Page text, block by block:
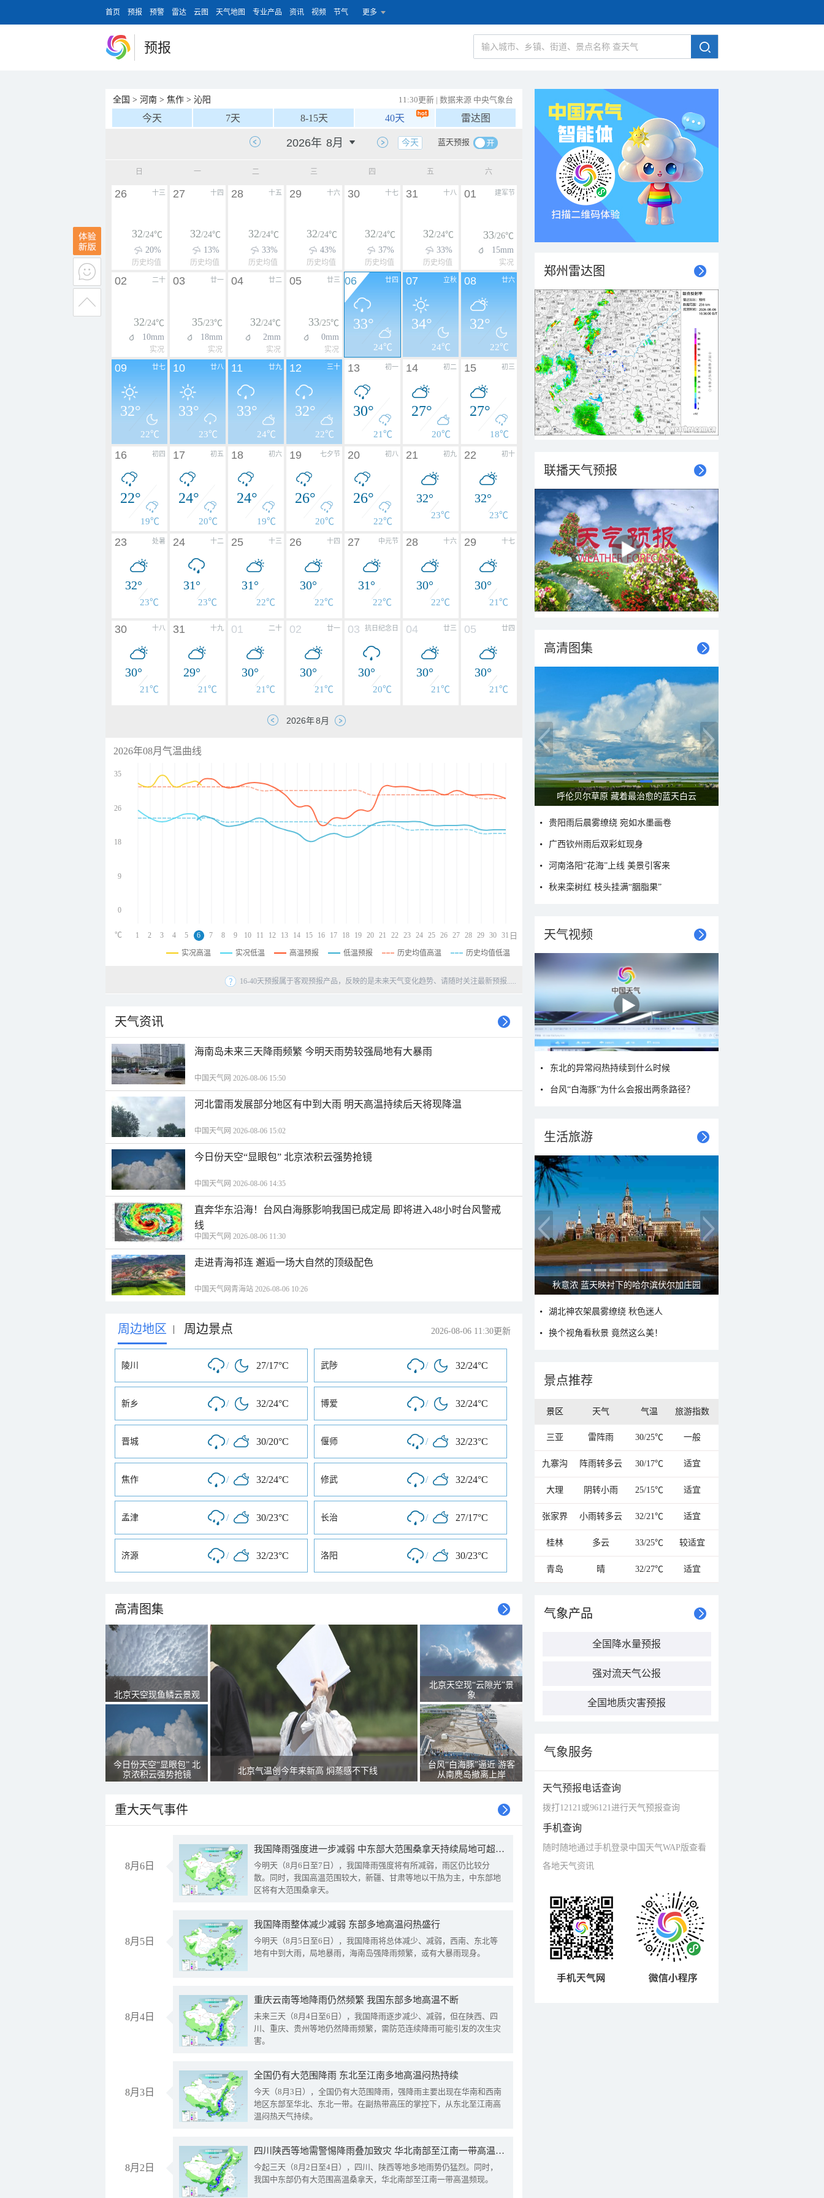
首页 预报 预警 雷达 云图 天气地图 专业产品 资讯 视频 节气 更多
预报
全国 > 河南 > 焦作 > 沁阳 11:30更新 | 数据来源 中央气象台
今天 7天 8-15天 40天 雷达图
蓝天预报
今天
日 一 二 三 四 五 六
十三
26
32/24℃
20%
历史均值
十四
27
32/24℃
13%
历史均值
十五
28
32/24℃
33%
历史均值
十六
29
32/24℃
43%
历史均值
十七
30
32/24℃
37%
历史均值
十八
31
32/24℃
33%
历史均值
建军节
01
33/26℃
15mm
实况
二十
02
32/24℃
10mm
实况
廿一
03
35/23℃
18mm
实况
廿二
04
32/24℃
2mm
实况
廿三
05
33/25℃
0mm
实况
廿四
06
33°
24℃
立秋
07
34°
24℃
廿六
08
32°
22℃
廿七
09
32°
22℃
廿八
10
33°
23℃
廿九
11
33°
24℃
三十
12
32°
22℃
初一
13
30°
21℃
初二
14
27°
20℃
初三
15
27°
18℃
初四
16
22°
19℃
初五
17
24°
20℃
初六
18
24°
19℃
七夕节
19
26°
20℃
初八
20
26°
22℃
初九
21
32°
23℃
初十
22
32°
23℃
处暑
23
32°
23℃
十二
24
31°
23℃
十三
25
31°
22℃
十四
26
30°
22℃
中元节
27
31°
22℃
十六
28
30°
22℃
十七
29
30°
21℃
十八
30
30°
21℃
十九
31
29°
21℃
二十
01
30°
21℃
廿一
02
30°
21℃
抗日纪念日
03
30°
20℃
廿三
04
30°
21℃
廿四
05
30°
21℃
2026年08月气温曲线
35
26
18
9
0
1 2 3 4 5 6 7 8 9 10 11 12 13 14 15 16 17 18 19 20 21 22 23 24 25 26 27 28 29 30 31
℃ 日
实况高温 实况低温 高温预报 低温预报 历史均值高温 历史均值低温
16-40天预报属于客观预报产品，反映的是未来天气变化趋势、请随时关注最新预报.....
天气资讯
海南岛未来三天降雨频繁 今明天雨势较强局地有大暴雨
中国天气网 2026-08-06 15:50
河北雷雨发展部分地区有中到大雨 明天高温持续后天将现降温
中国天气网 2026-08-06 15:02
今日份天空“显眼包” 北京浓积云强势抢镜
中国天气网 2026-08-06 14:35
直奔华东沿海！台风白海豚影响我国已成定局 即将进入48小时台风警戒
线
中国天气网 2026-08-06 11:30
走进青海祁连 邂逅一场大自然的顶级配色
中国天气网青海站 2026-08-06 10:26
周边地区 | 周边景点 2026-08-06 11:30更新
陵川 / 27/17°C 武陟 / 32/24°C
新乡 / 32/24°C 博爱 / 32/24°C
晋城 / 30/20°C 偃师 / 32/23°C
焦作 / 32/24°C 修武 / 32/24°C
孟津 / 30/23°C 长治 / 27/17°C
济源 / 32/23°C 洛阳 / 30/23°C
高清图集
北京天空现鱼鳞云景观
今日份天空“显眼包” 北
京浓积云强势抢镜
北京气温创今年来新高 焖蒸感不下线
北京天空现“云隙光”景
象
台风“白海豚”逼近 游客
从南麂岛撤离上岸
重大天气事件
8月6日
我国降雨强度进一步减弱 中东部大范围桑拿天持续局地可超38℃
今明天（8月6日至7日），我国降雨强度将有所减弱，雨区仍比较分
散。同时，我国高温范围较大，新疆、甘肃等地以干热为主，中东部地
区将有大范围桑拿天。
8月5日
我国降雨整体减少减弱 东部多地高温闷热盛行
今明天（8月5日至6日），我国降雨将总体减少、减弱，西南、东北等
地有中到大雨，局地暴雨，海南岛强降雨频繁，或有大暴雨现身。
8月4日
重庆云南等地降雨仍然频繁 我国东部多地高温不断
未来三天（8月4日至6日），我国降雨逐步减少、减弱，但在陕西、四
川、重庆、贵州等地仍然降雨频繁，需防范连续降雨可能引发的次生灾
害。
8月3日
全国仍有大范围降雨 东北至江南多地高温闷热持续
今天（8月3日），全国仍有大范围降雨，强降雨主要出现在华南和西南
地区东部至华北、东北一带。在副热带高压的掌控下，从东北至江南高
温闷热天气持续。
8月2日
四川陕西等地需警惕降雨叠加致灾 华北南部至江南一带高温频现
今起三天（8月2日至4日），四川、陕西等地多地雨势仍猛烈。同时，
我国中东部仍有大范围高温桑拿天，华北南部至江南一带高温频现。
郑州雷达图
联播天气预报
高清图集
一组图感受水中消暑快乐瞬间
贵阳雨后晨雾缭绕 宛如水墨画卷
广西钦州雨后双彩虹现身
河南洛阳“花海”上线 美景引客来
秋来栾树红 枝头挂满“胭脂果”
天气视频
东北的异常闷热持续到什么时候
台风“白海豚”为什么会报出两条路径？
生活旅游
大美新疆—帕米尔高原好风光
湖北神农架晨雾缭绕 秋色迷人
换个视角看秋景 竟然这么美！
景点推荐
景区 天气 气温 旅游指数
三亚 雷阵雨 30/25℃ 一般
九寨沟 阵雨转多云 30/17℃ 适宜
大理 阴转小雨 25/15℃ 适宜
张家界 小雨转多云 32/21℃ 适宜
桂林 多云 33/25℃ 较适宜
青岛 晴 32/27℃ 适宜
气象产品
全国降水量预报
强对流天气公报
全国地质灾害预报
气象服务
天气预报电话查询
拨打12121或96121进行天气预报查询
手机查询
随时随地通过手机登录中国天气WAP版查看
各地天气资讯